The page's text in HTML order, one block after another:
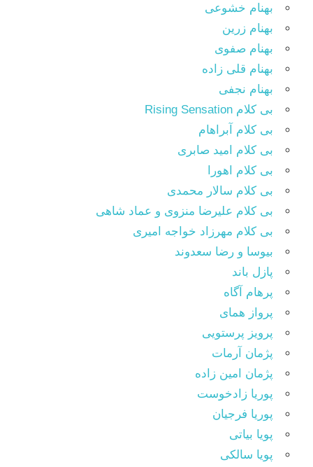
بهنام خشوعی
بهنام زرین
بهنام صفوی
بهنام قلی زاده
بهنام نجفی
بی کلام Rising Sensation
بی کلام آبراهام
بی کلام امید صابری
بی کلام اهورا
بی کلام سالار محمدی
بی کلام علیرضا منزوی و عماد شاهی
بی کلام مهرزاد خواجه امیری
بیوسا و رضا سعدوند
پازل باند
پرهام آگاه
پرواز همای
پرویز پرستویی
پژمان آرمات
پژمان امین زاده
پوریا زادخوست
پوریا فرجیان
پویا بیاتی
پویا سالکی